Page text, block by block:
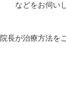
などをお伺い
院長が治療方法を